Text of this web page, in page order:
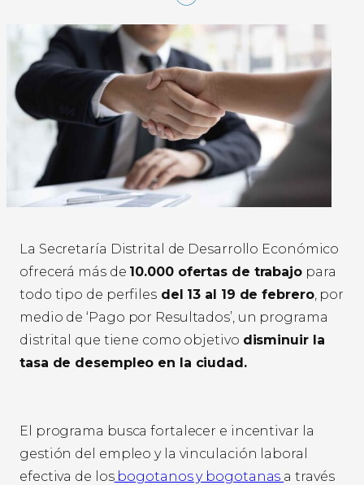
La Secretaría Distrital de Desarrollo Económico
ofrecerá más de 10.000 ofertas de trabajopara
todo tipo de perfilesdel 13 al 19 de febrero, por
medio de ‘Pago por Resultados’, un programa
distrital que tiene como objetivo disminuir la
tasa de desempleo en la ciudad.
El programa busca fortalecer e incentivar la
gestión del empleo y la vinculación laboral
efectiva de losbogotanos y bogotanas a través